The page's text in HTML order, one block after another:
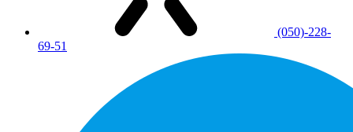
(050)-228-
69-51